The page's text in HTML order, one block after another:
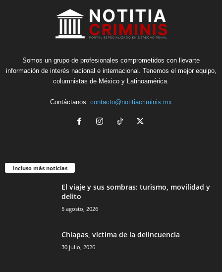
Somos un grupo de profesionales comprometidos con llevarte
información de interés nacional e internacional. Tenemos el mejor equipo,
columnistas de México y Latinoamérica.
Contáctanos: contacto@notitiacriminis.mx
Incluso más noticias
El viaje y sus sombras: turismo, movilidad y
delito
5 agosto, 2026
Chiapas, víctima de la delincuencia
30 julio, 2026